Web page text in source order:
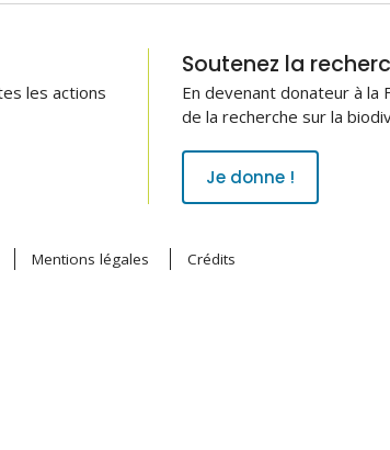
les actions
Soutenez la
En devenant donateur à la
de la recherche sur la
Je donne !
Mentions légales Crédits